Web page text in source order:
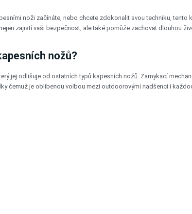
noži začínáte, nebo chcete zdokonalit svou techniku,
zajistí vaši bezpečnost, ale také pomůže zachovat dlouhou
nožů?
jej odlišuje od ostatních typů kapesních nožů. Zamykací
čemuž je oblíbenou volbou mezi outdoorovými nadšenci i